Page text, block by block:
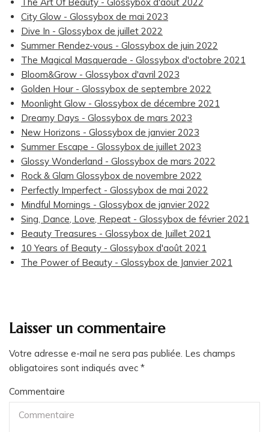
City Glow - Glossybox de mai 2023
Dive In - Glossybox de juillet 2022
Summer Rendez-vous - Glossybox de juin 2022
The Magical Masquerade - Glossybox d'octobre 2021
Bloom&Grow - Glossybox d'avril 2023
Golden Hour - Glossybox de septembre 2022
Moonlight Glow - Glossybox de décembre 2021
Dreamy Days - Glossybox de mars 2023
New Horizons - Glossybox de janvier 2023
Summer Escape - Glossybox de juillet 2023
Glossy Wonderland - Glossybox de mars 2022
Rock & Glam Glossybox de novembre 2022
Perfectly Imperfect - Glossybox de mai 2022
Mindful Mornings - Glossybox de janvier 2022
Sing, Dance, Love, Repeat - Glossybox de février 2021
Beauty Treasures - Glossybox de Juillet 2021
10 Years of Beauty - Glossybox d'août 2021
The Power of Beauty - Glossybox de Janvier 2021
Laisser un commentaire
Votre adresse e-mail ne sera pas publiée. Les champs
obligatoires sont indiqués avec *
Commentaire